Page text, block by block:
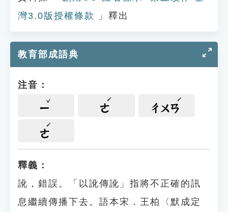
灣3.0版授權條款
」釋出
教育部成語典
注音：
ㄧ ㄜ ㄔㄨㄢ
ㄜ
釋義：
訛，錯誤。「以訛傳訛」指將不正確的訊
息繼續傳播下去。語本宋．王柏〈默成定